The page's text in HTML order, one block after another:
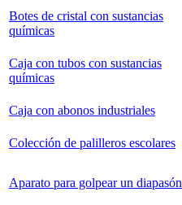
Botes de cristal con sustancias
químicas
Caja con tubos con sustancias
químicas
Caja con abonos industriales
Colección de palilleros escolares
Aparato para golpear un diapasón